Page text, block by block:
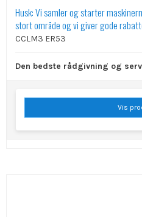
Husk: Vi samler og starter
stort område og vi giver gode
CCLM3 ER53
Den bedste rådgivning og
Vis